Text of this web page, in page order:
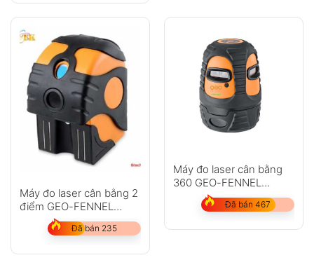
Máy đo laser cân bằng 2
điểm GEO-FENNEL
Duo-Pointer
Đã bán 235
Máy đo laser cân bằng
360 GEO-FENNEL
LinerPointer
Đã bán 467